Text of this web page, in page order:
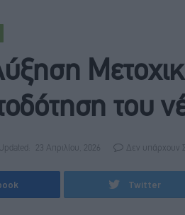
του
Updated: 23 Απριλίου, 2026 Δεν υπάρχουν
Twitter